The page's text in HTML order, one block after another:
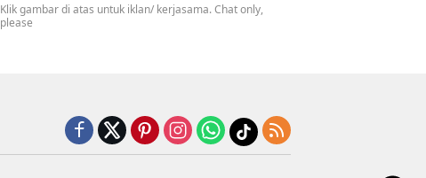
Klik gambar di atas untuk iklan/ kerjasama. Chat only,
please